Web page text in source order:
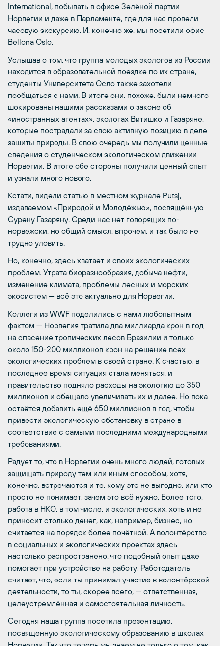
International, побывать в офисе Зелёной партии
Норвегии и даже в Парламенте, где для нас провели
часовую экскурсию. И, конечно же, мы посетили офис
Bellona Oslo.
Услышав о том, что группа молодых экологов из России
находится в образовательной поездке по их стране,
студенты Университета Осло также захотели
пообщаться с нами. В итоге они, похоже, были немного
шокированы нашими рассказами о законе об
«иностранных агентах», экологах Витишко и Газаряне,
которые пострадали за свою активную позицию в деле
зашиты природы. В свою очередь мы получили ценные
сведения о студенческом экологическом движении
Норвегии. В итоге обе стороны получили ценный опыт
и узнали много нового.
Кстати, видели статью в местном журнале Putsj,
издаваемом «Природой и Молодёжью», посвящённую
Сурену Газаряну. Среди нас нет говорящих по-
норвежски, но общий смысл, впрочем, и так было не
трудно уловить.
Но, конечно, здесь хватает и своих экологических
проблем. Утрата биоразнообразия, добыча нефти,
изменение климата, проблемы лесных и морских
экосистем — всё это актуально для Норвегии.
Коллеги из WWF поделились с нами любопытным
фактом — Норвегия тратила два миллиарда крон в год
на спасение тропических лесов Бразилии и только
около 150-200 миллионов крон на решение всех
экологических проблем в своей стране. К счастью, в
последнее время ситуация стала меняться, и
правительство подняло расходы на экологию до 350
миллионов и обещало увеличивать их и далее. Но пока
остаётся добавить ещё 650 миллионов в год, чтобы
привести экологическую обстановку в стране в
соответствие с самыми последними международными
требованиями.
Радует то, что в Норвегии очень много людей, готовых
защищать природу тем или иным способом, хотя,
конечно, встречаются и те, кому это не выгодно, или кто
просто не понимает, зачем это всё нужно. Более того,
работа в НКО, в том числе, и экологических, хоть и не
приносит столько денег, как, например, бизнес, но
считается на порядок более почётной. А волонтёрство
в социальных и экологических проектах здесь
настолько распространено, что подобный опыт даже
помогает при устройстве на работу. Работодатель
считает, что, если ты принимал участие в волонтёрской
деятельности, то ты, скорее всего, — ответственная,
целеустремлённая и самостоятельная личность.
Сегодня наша группа посетила презентацию,
посвященную экологическому образованию в школах